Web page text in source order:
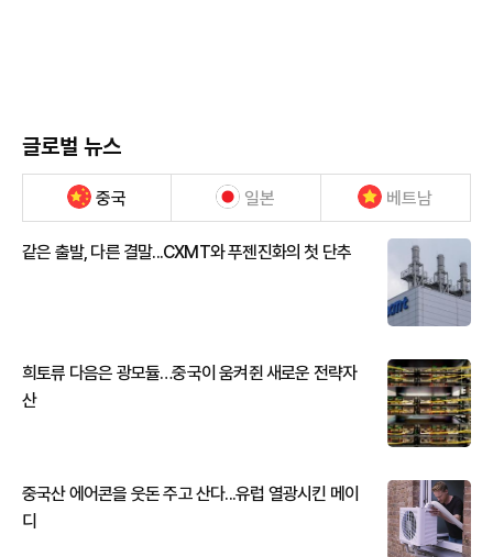
글로벌 뉴스
중국 일본 베트남
같은 출발, 다른 결말...CXMT와 푸젠진화의 첫 단추
희토류 다음은 광모듈…중국이 움켜쥔 새로운 전략자
산
중국산 에어콘을 웃돈 주고 산다...유럽 열광시킨 메이
디